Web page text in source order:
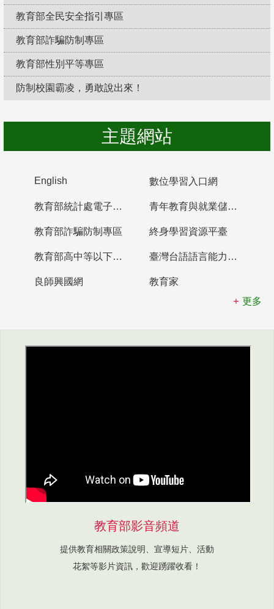
教育部全民安全指引專區
教育部詐騙防制專區
教育部性別平等專區
防制校園霸凌，勇敢說出來！
主題網站
English 數位學習入口網
教育部統計處電子書櫃 青年教育與就業儲蓄帳戶
教育部詐騙防制專區 終身學習資源平臺
教育部高中等以下學校及幼兒園教師資格檢定考試 臺灣台語語言能力認證網站
良師興國網
教育家
更多
教育部影音頻道
提供教育相關政策說明、宣導短片、活動
花絮等影片資訊，歡迎踴躍收看！